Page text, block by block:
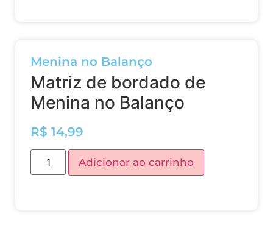
Menina no Balanço
Matriz de bordado de
Menina no Balanço
R$ 14,99
Adicionar ao carrinho